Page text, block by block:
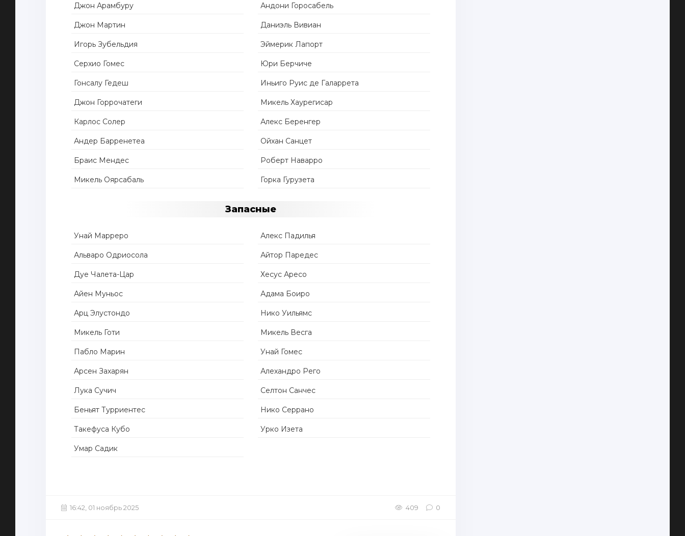
Джон Арамбуру
Джон Мартин
Игорь Зубельдия
Серхио Гомес
Гонсалу Гедеш
Джон Горрочатеги
Карлос Солер
Андер Барренетеа
Браис Мендес
Микель Оярсабаль
Андони Горосабель
Даниэль Вивиан
Эймерик Лапорт
Юри Берчиче
Иньиго Руис де Галаррета
Микель Хаурегисар
Алекс Беренгер
Ойхан Санцет
Роберт Наварро
Горка Гурузета
Запасные
Унай Марреро
Альваро Одриосола
Дуе Чалета-Цар
Айен Муньос
Арц Элустондо
Микель Готи
Пабло Марин
Арсен Захарян
Лука Сучич
Беньят Турриентес
Такефуса Кубо
Умар Садик
Алекс Падилья
Айтор Паредес
Хесус Аресо
Адама Боиро
Нико Уильямс
Микель Весга
Унай Гомес
Алехандро Рего
Селтон Санчес
Нико Серрано
Урко Изета
16:42, 01 ноябрь 2025 409 0